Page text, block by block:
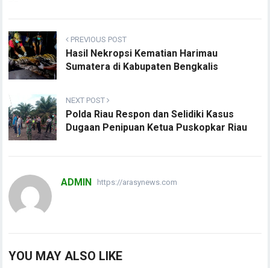
PREVIOUS POST
Hasil Nekropsi Kematian Harimau
Sumatera di Kabupaten Bengkalis
NEXT POST
Polda Riau Respon dan Selidiki Kasus
Dugaan Penipuan Ketua Puskopkar Riau
ADMIN https://arasynews.com
YOU MAY ALSO LIKE